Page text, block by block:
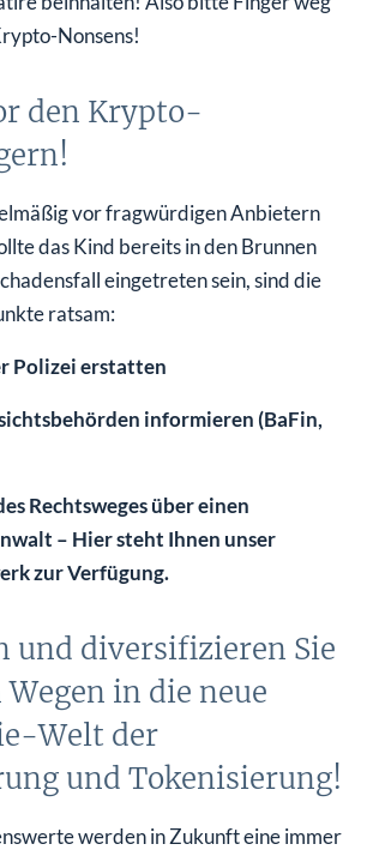
Nonsens!
den Krypto-
vor fragwürdigen Anbietern
das Kind bereits in den Brunnen
eingetreten sein, sind die
ratsam:
Polizei erstatten
informieren (BaFin,
Rechtsweges über einen
– Hier steht Ihnen unser
zur Verfügung.
und diversifizieren Sie
in die neue
Welt der
und Tokenisierung!
werden in Zukunft eine immer